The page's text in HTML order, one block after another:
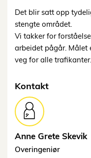
Det blir satt opp
stengte området.
Vi takker for
arbeidet pågår. Målet
veg for alle trafikanter.
Kontakt
Anne Grete Skevik
Overingeniør